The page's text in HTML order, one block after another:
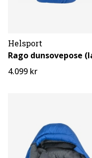
Helsport
4.099 kr